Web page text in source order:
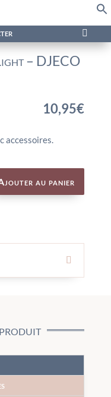

– DJECO
10,95€
accessoires.
au panier